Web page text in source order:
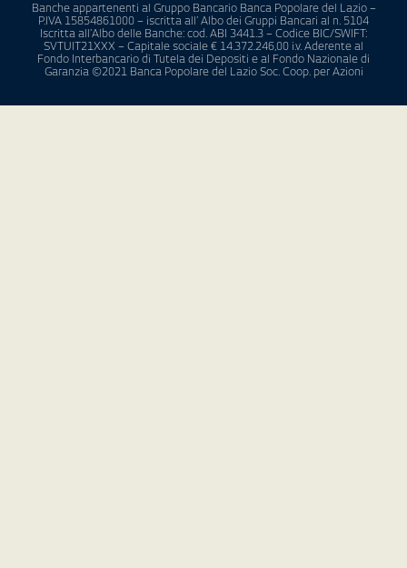
Banche appartenenti al Gruppo Bancario Banca Popolare del Lazio –
P.IVA 15854861000 – iscritta all’ Albo dei Gruppi Bancari al n. 5104
Iscritta all’Albo delle Banche: cod. ABI 3441.3 – Codice BIC/SWIFT:
SVTUIT21XXX – Capitale sociale € 14.372.246,00 i.v. Aderente al
Fondo Interbancario di Tutela dei Depositi e al Fondo Nazionale di
Garanzia ©2021 Banca Popolare del Lazio Soc. Coop. per Azioni